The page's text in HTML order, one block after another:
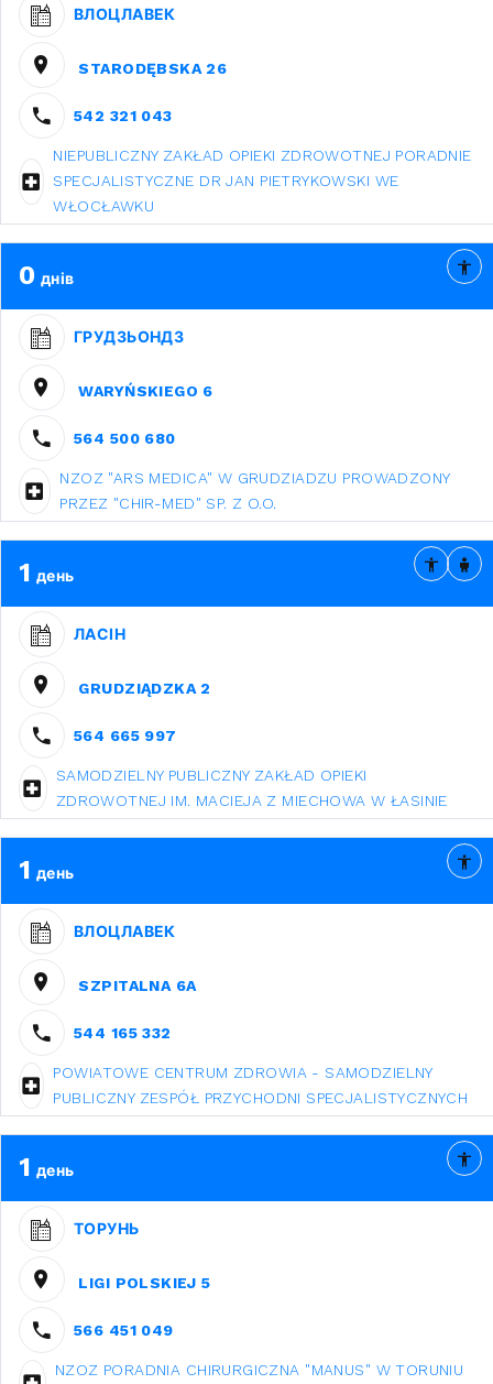
ВЛОЦЛАВЕК
STARODĘBSKA 26
542 321 043
NIEPUBLICZNY ZAKŁAD OPIEKI ZDROWOTNEJ PORADNIE
SPECJALISTYCZNE DR JAN PIETRYKOWSKI WE
WŁOCŁAWKU
0 днів
ГРУДЗЬОНДЗ
WARYŃSKIEGO 6
564 500 680
NZOZ "ARS MEDICA" W GRUDZIADZU PROWADZONY
PRZEZ "CHIR-MED" SP. Z O.O.
1 день
ЛАСІН
GRUDZIĄDZKA 2
564 665 997
SAMODZIELNY PUBLICZNY ZAKŁAD OPIEKI
ZDROWOTNEJ IM. MACIEJA Z MIECHOWA W ŁASINIE
1 день
ВЛОЦЛАВЕК
SZPITALNA 6A
544 165 332
POWIATOWE CENTRUM ZDROWIA - SAMODZIELNY
PUBLICZNY ZESPÓŁ PRZYCHODNI SPECJALISTYCZNYCH
1 день
ТОРУНЬ
LIGI POLSKIEJ 5
566 451 049
NZOZ PORADNIA CHIRURGICZNA "MANUS" W TORUNIU